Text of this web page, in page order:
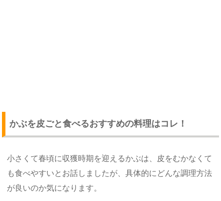
かぶを皮ごと食べるおすすめの料理はコレ！
小さくて春頃に収獲時期を迎えるかぶは、皮をむかなくて
も食べやすいとお話しましたが、具体的にどんな調理方法
が良いのか気になります。